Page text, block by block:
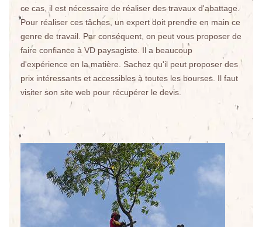
ce cas, il est nécessaire de réaliser des travaux d'abattage.
Pour réaliser ces tâches, un expert doit prendre en main ce
genre de travail. Par conséquent, on peut vous proposer de
faire confiance à VD paysagiste. Il a beaucoup
d'expérience en la matière. Sachez qu'il peut proposer des
prix intéressants et accessibles à toutes les bourses. Il faut
visiter son site web pour récupérer le devis.